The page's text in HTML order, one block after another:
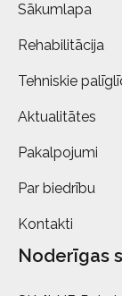
Sākumlapa
Rehabilitācija
Tehniskie
Aktualitātes
Pakalpojumi
Par biedrību
Kontakti
Noderīgas